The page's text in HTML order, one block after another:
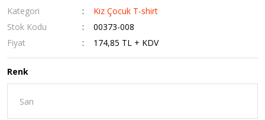
Kategori
Kız Çocuk T-shirt
Stok Kodu
00373-008
Fiyat
174,85 TL + KDV
Renk